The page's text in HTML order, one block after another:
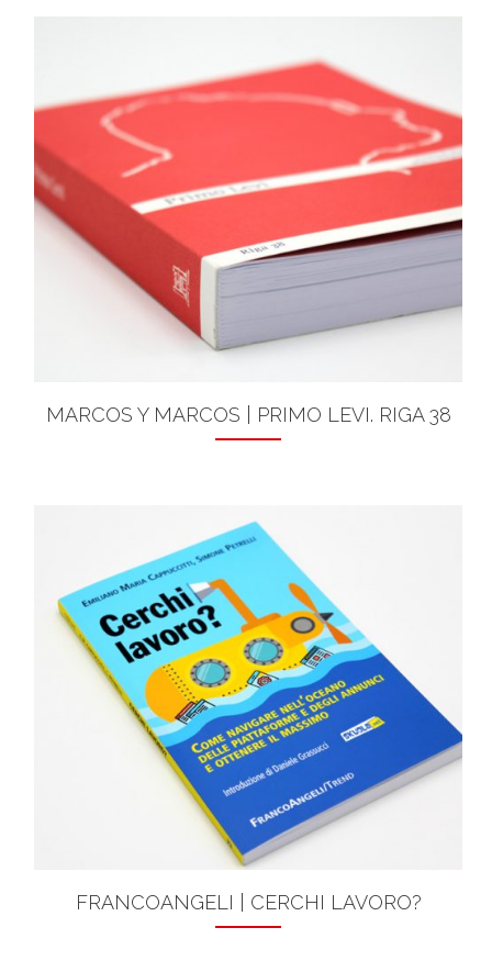
MARCOS Y MARCOS | PRIMO LEVI. RIGA 38
FRANCOANGELI | CERCHI LAVORO?